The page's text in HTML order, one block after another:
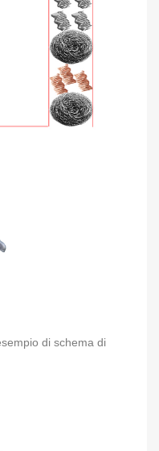
di schema di